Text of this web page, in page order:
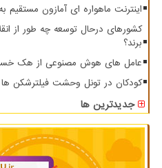
اینترنت ماهواره ای آمازون مستقیم
کشورهای درحال توسعه چه طور از
برند؟
عامل های هوش مصنوعی از هک
کودکان در تونل وحشت فیلترشکن ها
جدیدترین ها